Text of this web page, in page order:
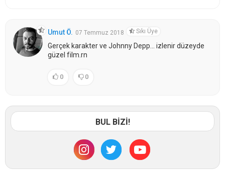
Umut Ö. 07 Temmuz 2018 Sıkı Üye
Gerçek karakter ve Johnny Depp... izlenir düzeyde
güzel film.rn
0 0
BUL BİZİ!